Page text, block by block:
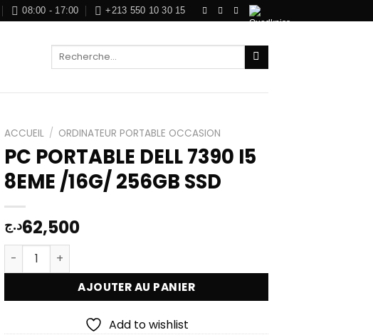
08:00 - 17:00 +213 550 10 30 15
Recherche
ACCUEIL / ORDINATEUR PORTABLE OCCASION
PC PORTABLE DELL 7390 I5
8EME /16G/ 256GB SSD
62,500د.ج
quantité de PC PORTABLE DELL 7390 I5 8EME /16G/ 256GB SSD
AJOUTER AU PANIER
Add to wishlist